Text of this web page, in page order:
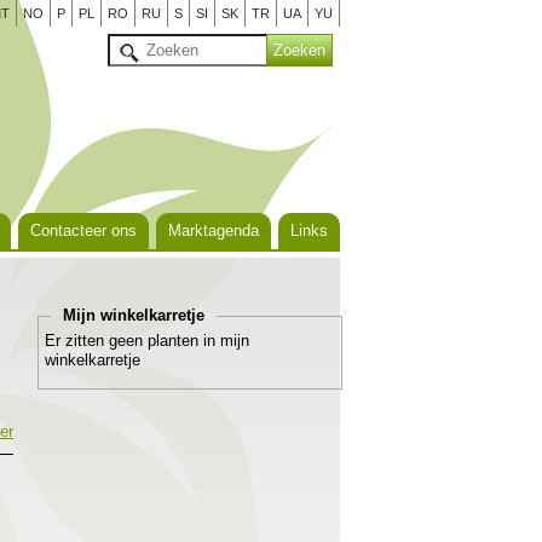
NO P PL RO RU S SI SK TR UA YU
Contacteer ons Marktagenda Links
Mijn winkelkarretje
Er zitten geen planten in mijn
winkelkarretje